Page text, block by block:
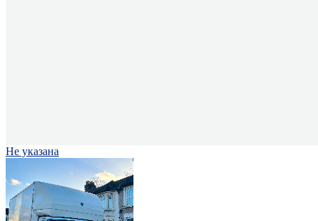
Не указана